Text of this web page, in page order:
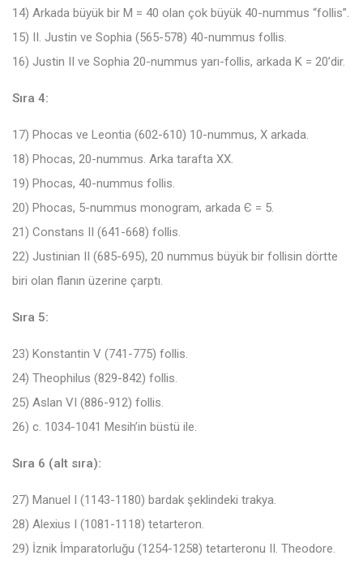
14) Arkada büyük bir M = 40 olan çok büyük 40-nummus “follis”.
15) II. Justin ve Sophia (565-578) 40-nummus follis.
16) Justin II ve Sophia 20-nummus yarı-follis, arkada K = 20’dir.
Sıra 4:
17) Phocas ve Leontia (602-610) 10-nummus, X arkada.
18) Phocas, 20-nummus. Arka tarafta XX.
19) Phocas, 40-nummus follis.
20) Phocas, 5-nummus monogram, arkada Є = 5.
21) Constans II (641-668) follis.
22) Justinian II (685-695), 20 nummus büyük bir follisin dörtte
biri olan flanın üzerine çarptı.
Sıra 5:
23) Konstantin V (741-775) follis.
24) Theophilus (829-842) follis.
25) Aslan VI (886-912) follis.
26) c. 1034-1041 Mesih’in büstü ile.
Sıra 6 (alt sıra):
27) Manuel I (1143-1180) bardak şeklindeki trakya.
28) Alexius I (1081-1118) tetarteron.
29) İznik İmparatorluğu (1254-1258) tetarteronu II. Theodore.